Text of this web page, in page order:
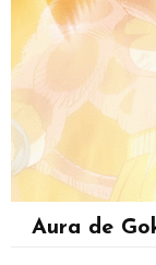
Aura de